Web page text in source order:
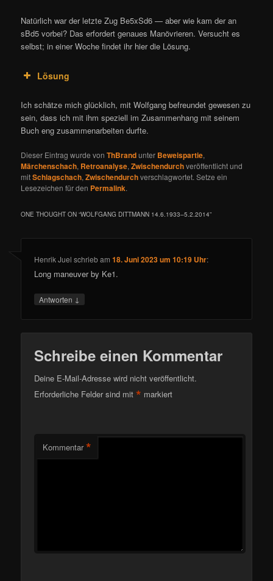
Natürlich war der letzte Zug Be5xSd6 — aber wie kam der an
sBd5 vorbei? Das erfordert genaues Manövrieren. Versucht es
selbst; in einer Woche findet ihr hier die Lösung.
Lösung
Ich schätze mich glücklich, mit Wolfgang befreundet gewesen zu
sein, dass ich mit ihm speziell im Zusammenhang mit seinem
Buch eng zusammenarbeiten durfte.
Dieser Eintrag wurde vonThBrandunter Beweispartie,
Märchenschach, Retroanalyse,Zwischendurchveröffentlicht und
mitSchlagschach,Zwischendurchverschlagwortet. Setze ein
Lesezeichen für den Permalink.
ONE THOUGHT ON “WOLFGANG DITTMANN 14.6.1933–5.2.2014”
Henrik Juel schriebam18. Juni 2023 um 10:19 Uhr:
Long maneuver by Ke1.
Antworten ↓
Schreibe einen Kommentar
Deine E-Mail-Adresse wird nicht veröffentlicht.
Erforderliche Felder sind mit* markiert
Kommentar *